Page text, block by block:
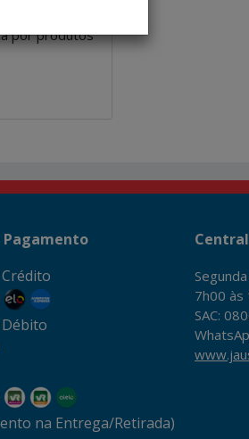
por produtos
Pagamento
na Entrega/Retirada)
7h00 às
SAC: